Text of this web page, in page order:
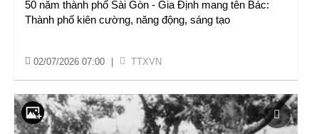
50 năm thành phố Sài Gòn - Gia Định mang tên Bác:
Thành phố kiên cường, năng động, sáng tạo
02/07/2026 07:00 TTXVN